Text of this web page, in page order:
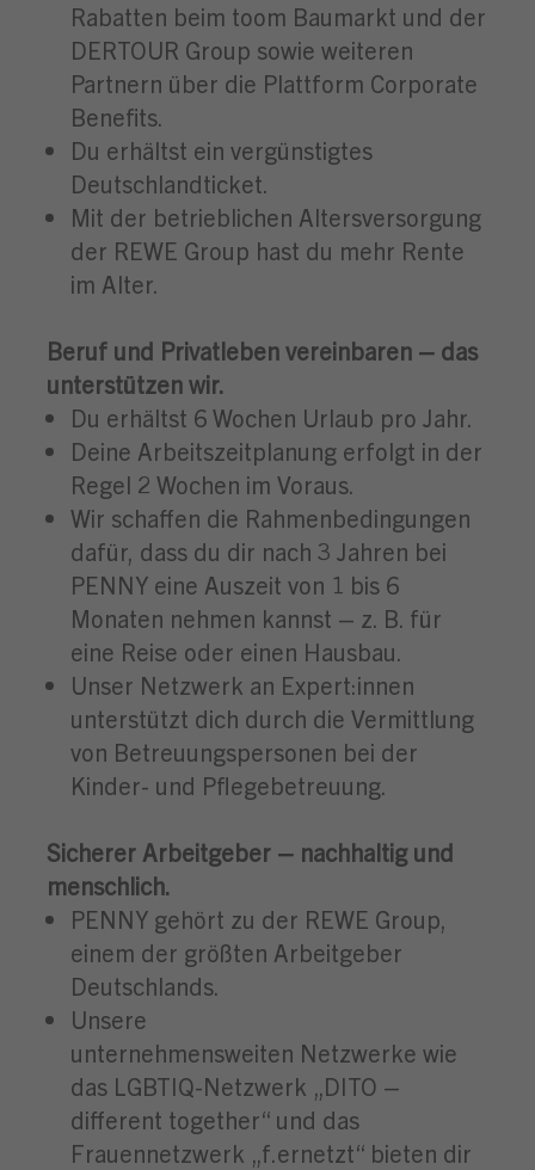
Rabatten beim toom Baumarkt und der
DERTOUR Group sowie weiteren
Partnern über die Plattform Corporate
Benefits.
Du erhältst ein vergünstigtes
Deutschlandticket.
Mit der betrieblichen Altersversorgung
der REWE Group hast du mehr Rente
im Alter.
Beruf und Privatleben vereinbaren – das
unterstützen wir.
Du erhältst 6 Wochen Urlaub pro Jahr.
Deine Arbeitszeitplanung erfolgt in der
Regel 2 Wochen im Voraus.
Wir schaffen die Rahmenbedingungen
dafür, dass du dir nach 3 Jahren bei
PENNY eine Auszeit von 1 bis 6
Monaten nehmen kannst – z. B. für
eine Reise oder einen Hausbau.
Unser Netzwerk an Expert:innen
unterstützt dich durch die Vermittlung
von Betreuungspersonen bei der
Kinder- und Pflegebetreuung.
Sicherer Arbeitgeber – nachhaltig und
menschlich.
PENNY gehört zu der REWE Group,
einem der größten Arbeitgeber
Deutschlands.
Unsere
unternehmensweiten Netzwerke wie
das LGBTIQ-Netzwerk „DITO –
different together“ und das
Frauennetzwerk „f.ernetzt“ bieten dir